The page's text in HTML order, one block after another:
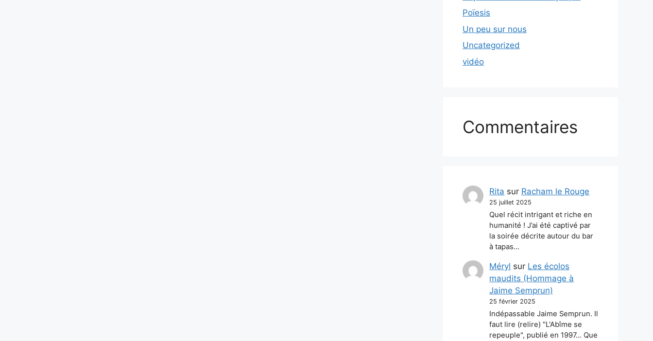
Poïesis
Un peu sur nous
Uncategorized
vidéo
Commentaires
Rita sur Racham le Rouge
25 juillet 2025
Quel récit intrigant et riche en
humanité ! J’ai été captivé par
la soirée décrite autour du bar
à tapas…
Méryl sur Les écolos
maudits (Hommage à
Jaime Semprun)
25 février 2025
Indépassable Jaime Semprun. Il
faut lire (relire) "L'Abîme se
repeuple", publié en 1997... Que